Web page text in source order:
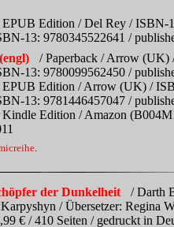
EPUB Edition / Del Rey / ISBN-
13: 9780345522641 /
/ Paperback / Arrow (UK)
13: 9780099562450 /
EPUB Edition / Arrow (UK) /
13: 9781446457047 /
Kindle Edition / Amazon
.
der Dunkelheit
/ Darth
/ Übersetzer: Regina
€ / 410 Seiten / gedruckt in